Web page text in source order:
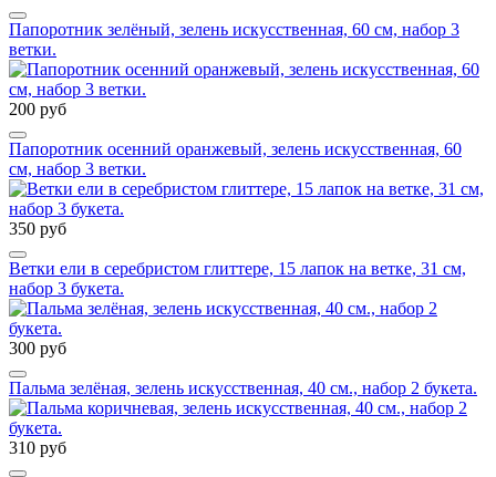
Папоротник зелёный, зелень искусственная, 60 см, набор 3
ветки.
200 руб
Папоротник осенний оранжевый, зелень искусственная, 60
см, набор 3 ветки.
350 руб
Ветки ели в серебристом глиттере, 15 лапок на ветке, 31 см,
набор 3 букета.
300 руб
Пальма зелёная, зелень искусственная, 40 см., набор 2 букета.
310 руб